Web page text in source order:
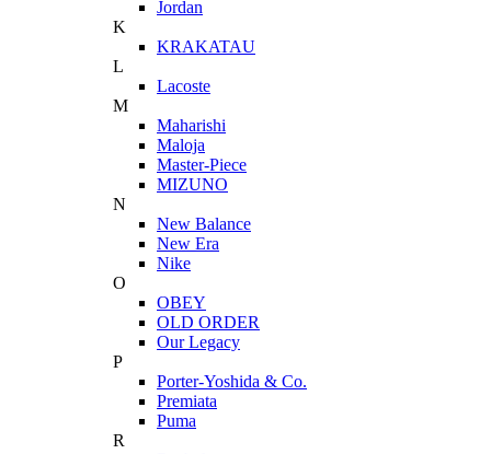
Jordan
K
KRAKATAU
L
Lacoste
M
Maharishi
Maloja
Master-Piece
MIZUNO
N
New Balance
New Era
Nike
O
OBEY
OLD ORDER
Our Legacy
P
Porter-Yoshida & Co.
Premiata
Puma
R